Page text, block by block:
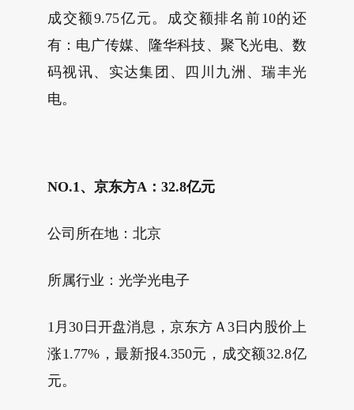
成交额9.75亿元。成交额排名前10的还
有：电广传媒、隆华科技、聚飞光电、数
码视讯、实达集团、四川九洲、瑞丰光
电。
NO.1、京东方A：32.8亿元
公司所在地：北京
所属行业：光学光电子
1月30日开盘消息，京东方Ａ3日内股价上
涨1.77%，最新报4.350元，成交额32.8亿
元。